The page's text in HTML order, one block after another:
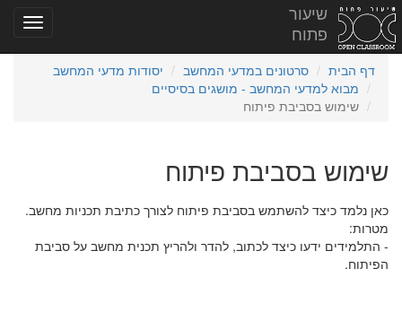
שיעור
פתוח
דף הבית סרטונים במדעי המחשב
יסודות מדעי המחשב
מבוא למדעי המחשב - מושגים בסיסיים
שימוש בסביבת פיתוח
שימוש בסביבת פיתוח
כאן נלמד כיצד להשתמש בסביבת פיתוח לצורך כתיבת תכניות מחשב.
מטרות:
- התלמידים ידעו כיצד לכתוב, להדר ולהריץ תכנית מחשב על סביבת
הפיתוח.